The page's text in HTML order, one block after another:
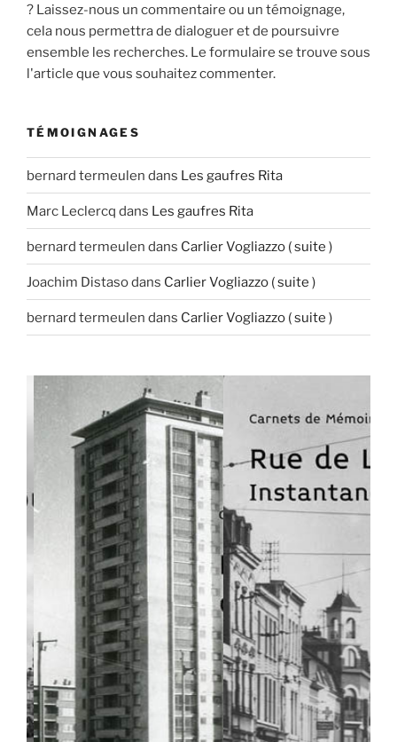
? Laissez-nous un commentaire ou un témoignage,
cela nous permettra de dialoguer et de poursuivre
ensemble les recherches. Le formulaire se trouve sous
l'article que vous souhaitez commenter.
TÉMOIGNAGES
bernard termeulen dans Les gaufres Rita
Marc Leclercq dans Les gaufres Rita
bernard termeulen dans Carlier Vogliazzo ( suite )
Joachim Distasodans Carlier Vogliazzo ( suite )
bernard termeulen dans Carlier Vogliazzo ( suite )